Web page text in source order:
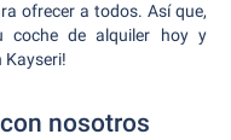
ofrecer a todos. Así que,
coche de alquiler hoy y
Kayseri!
nosotros